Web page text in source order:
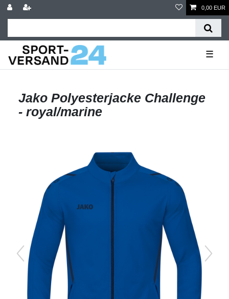
0,00 EUR
☰
Jako Polyesterjacke Challenge
- royal/marine